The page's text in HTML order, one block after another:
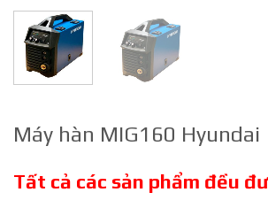
Máy hàn MIG160 Hyundai
Tất cả các sản phẩm đều